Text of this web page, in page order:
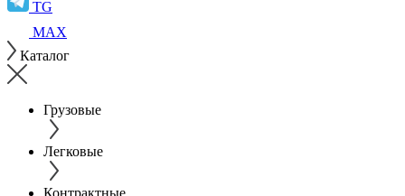
TG
MAX
Каталог
Грузовые
Легковые
Контрактные